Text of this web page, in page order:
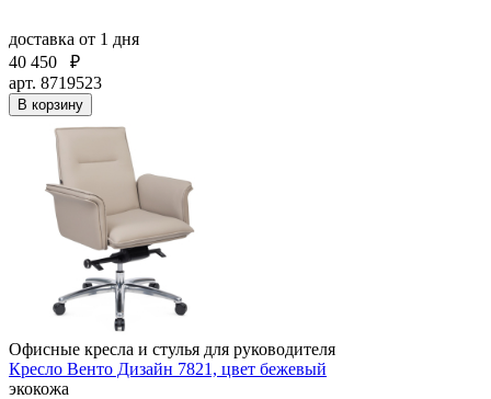
доставка от 1 дня
40 450
₽
арт. 8719523
В корзину
Офисные кресла и стулья для руководителя
Кресло Венто Дизайн 7821, цвет бежевый
экокожа